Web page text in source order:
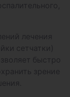
лечения
сетчатки)
быстро
зрение